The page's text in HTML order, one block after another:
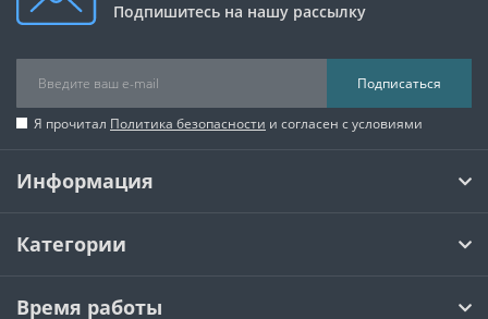
Подпишитесь на нашу рассылку
Подписаться
Я прочитал Политика безопасности и согласен с условиями
Информация
Категории
Время работы